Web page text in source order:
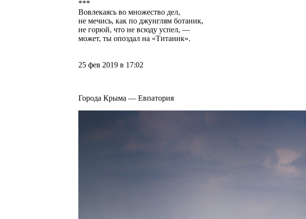
***
Вовлекаясь во множество дел,
не мечись, как по джунглям ботаник,
не горюй, что не всюду успел, —
может, ты опоздал на «Титаник».
25 фев 2019 в 17:02
Города Крыма — Евпатория